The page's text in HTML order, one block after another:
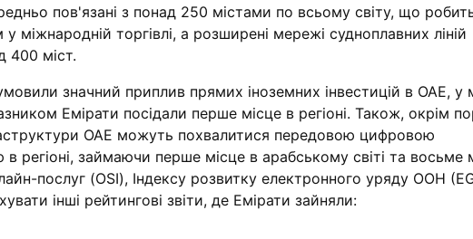
пов'язані з понад 250 містами по всьому світу, що
міжнародній торгівлі, а розширені мережі судноплавних ліній
400 міст.
значний приплив прямих іноземних інвестицій в ОАЕ, у
Емірати посідали перше місце в регіоні. Також, окрім
ОАЕ можуть похвалитися передовою цифровою
в регіоні, займаючи перше місце в арабському світі та восьме
послуг (OSI), Індексу розвитку електронного уряду ООН
інші рейтингові звіти, де Емірати зайняли: